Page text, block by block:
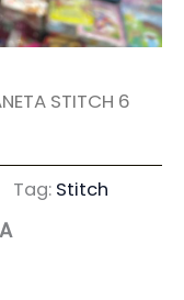
STITCH 6
Tag: Stitch